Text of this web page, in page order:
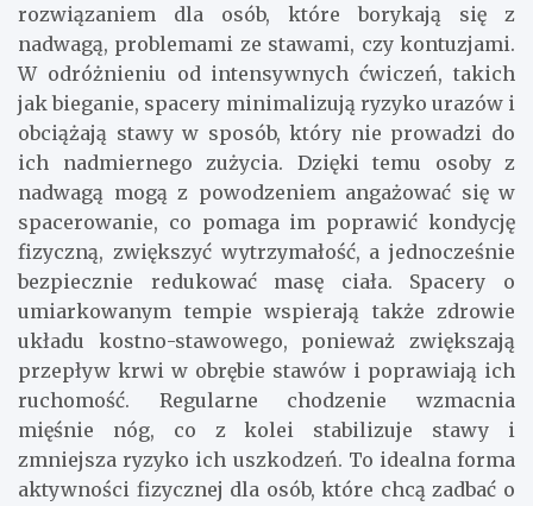
rozwiązaniem dla osób, które borykają się z
nadwagą, problemami ze stawami, czy kontuzjami.
W odróżnieniu od intensywnych ćwiczeń, takich
jak bieganie, spacery minimalizują ryzyko urazów i
obciążają stawy w sposób, który nie prowadzi do
ich nadmiernego zużycia. Dzięki temu osoby z
nadwagą mogą z powodzeniem angażować się w
spacerowanie, co pomaga im poprawić kondycję
fizyczną, zwiększyć wytrzymałość, a jednocześnie
bezpiecznie redukować masę ciała. Spacery o
umiarkowanym tempie wspierają także zdrowie
układu kostno-stawowego, ponieważ zwiększają
przepływ krwi w obrębie stawów i poprawiają ich
ruchomość. Regularne chodzenie wzmacnia
mięśnie nóg, co z kolei stabilizuje stawy i
zmniejsza ryzyko ich uszkodzeń. To idealna forma
aktywności fizycznej dla osób, które chcą zadbać o